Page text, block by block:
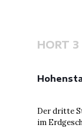
HORT 3
Der dritte
im